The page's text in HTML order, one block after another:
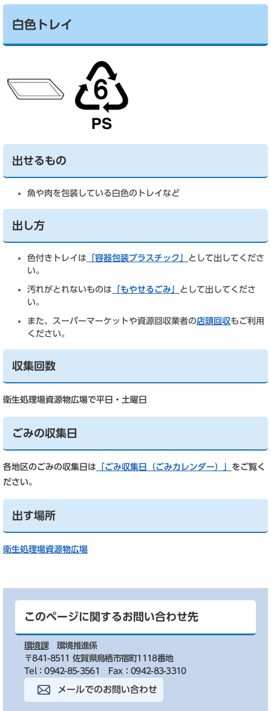
白色トレイ
出せるもの
魚や肉を包装している白色のトレイなど
出し方
色付きトレイは 「容器包装プラスチック」 として出してくださ
い。
汚れがとれないものは 「もやせるごみ」 として出してくださ
い。
また、スーパーマーケットや資源回収業者の店頭回収もご利用
ください。
収集回数
衛生処理場資源物広場で平日・土曜日
ごみの収集日
各地区のごみの収集日は 「ごみ収集日（ごみカレンダー）」 をご覧く
ださい。
出す場所
衛生処理場資源物広場
このページに関するお問い合わせ先
環境課
環境推進係
〒841-8511 佐賀県鳥栖市宿町1118番地
Tel：0942-85-3561
Fax：0942-83-3310
メールでのお問い合わせ